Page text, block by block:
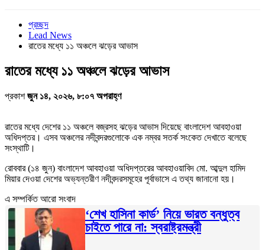
প্রচ্ছদ
Lead News
রাতের মধ্যে ১১ অঞ্চলে ঝড়ের আভাস
রাতের মধ্যে ১১ অঞ্চলে ঝড়ের আভাস
প্রকাশজুন ১৪, ২০২৬, ৮:০৭ অপরাহ্ণ
রাতের মধ্যে দেশের ১১ অঞ্চলে বজ্রসহ ঝড়ের আভাস দিয়েছে বাংলাদেশ আবহাওয়া
অধিদপ্তর। এসব অঞ্চলের নদীবন্দরগুলোকে এক নম্বর সতর্ক সংকেত দেখাতে বলেছে
সংস্থাটি।
রোববার (১৪ জুন) বাংলাদেশ আবহাওয়া অধিদপ্তরের আবহাওয়াবিদ মো. আব্দুল হামিদ
মিয়ার দেওয়া দেশের অভ্যন্তরীণ নদীবন্দরসমূহের পূর্বাভাসে এ তথ্য জানানো হয়।
এ সম্পর্কিত আরো সংবাদ
‘শেখ হাসিনা কার্ড’ নিয়ে ভারত বন্ধুত্ব
চাইতে পারে না: স্বরাষ্ট্রমন্ত্রী